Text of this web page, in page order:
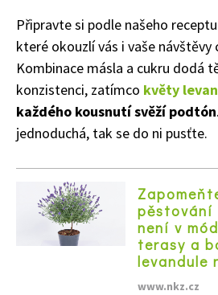
Připravte si podle našeho
které okouzlí vás i vaše návštěvy
Kombinace másla a cukru dodá
konzistenci, zatímco květy
každého kousnutí svěží podtón
jednoduchá, tak se do ni pusťte.
pěstování
není v
terasy a
levandule
www.nkz.cz